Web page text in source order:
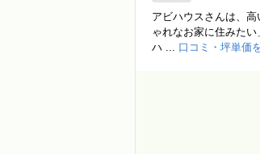
アビハウスさんは、
ゃれなお家に住みた
ハ ... 口コミ・坪単価